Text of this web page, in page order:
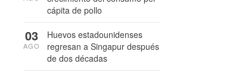
cápita de pollo
Huevos estadounidenses
regresan a Singapur después
de dos décadas
03
AGO